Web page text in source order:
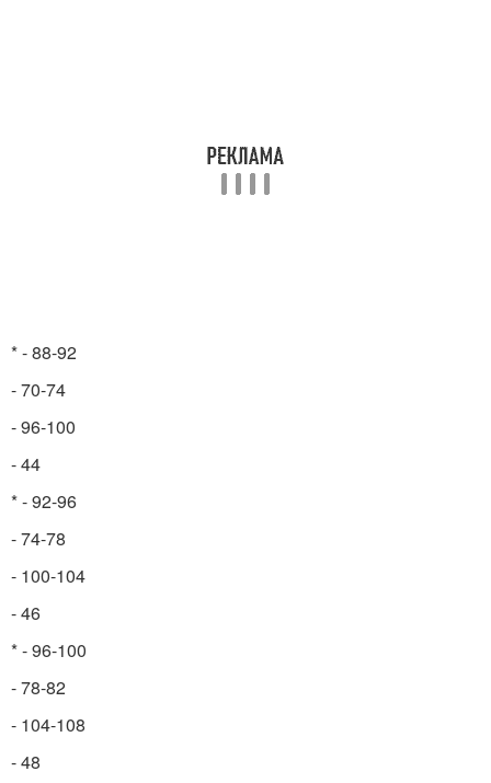
* - 88-92
- 70-74
- 96-100
- 44
* - 92-96
- 74-78
- 100-104
- 46
* - 96-100
- 78-82
- 104-108
- 48